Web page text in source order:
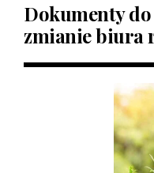
Dokumenty
zmianie biura